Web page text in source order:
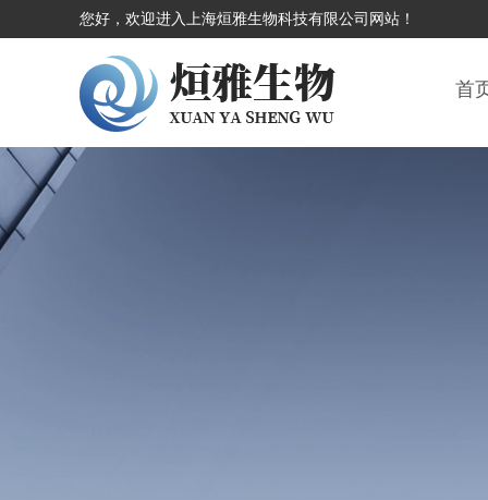
您好，欢迎进入上海烜雅生物科技有限公司网站！
首